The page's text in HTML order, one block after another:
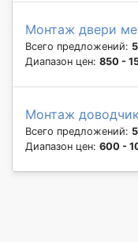
Монтаж двери
Всего предложений:
Диапазон цен: 850 -
Монтаж
Всего предложений:
Диапазон цен: 600 -